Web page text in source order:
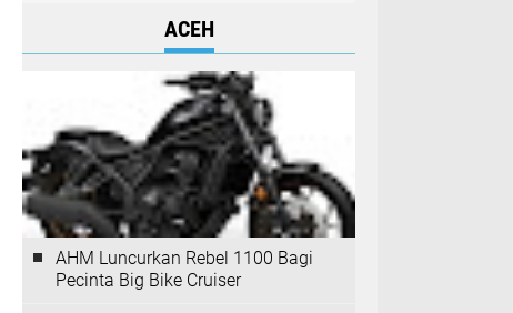
ACEH
AHM Luncurkan Rebel 1100 Bagi
Pecinta Big Bike Cruiser